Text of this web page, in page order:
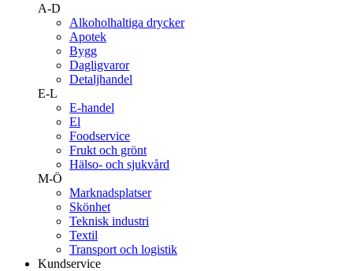
A-D
Alkoholhaltiga drycker
Apotek
Bygg
Dagligvaror
Detaljhandel
E-L
E-handel
El
Foodservice
Frukt och grönt
Hälso- och sjukvård
M-Ö
Marknadsplatser
Skönhet
Teknisk industri
Textil
Transport och logistik
Kundservice